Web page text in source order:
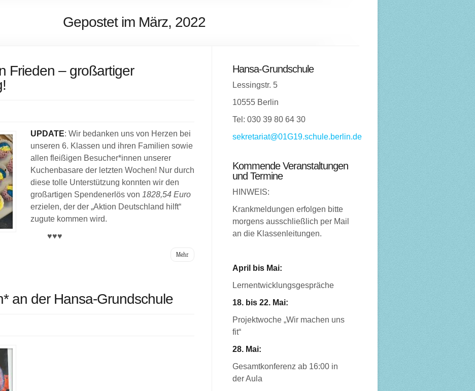
Gepostet im März, 2022
Frieden – großartiger
UPDATE: Wir bedanken uns von Herzen bei
unseren 6. Klassen und ihren Familien sowie
allen fleißigen Besucher*innen unserer
Kuchenbasare der letzten Wochen! Nur durch
diese tolle Unterstützung konnten wir den
großartigen Spendenerlös von 1828,54 Euro
erzielen, der der „Aktion Deutschland hilft“
zugute kommen wird.
♥♥♥
Mehr
an der Hansa-Grundschule
Hansa-Grundschule
Lessingstr. 5
10555 Berlin
Tel: 030 39 80 64 30
sekretariat@01G19.schule.berlin.de
Kommende Veranstaltungen
und Termine
HINWEIS:
Krankmeldungen erfolgen bitte
morgens ausschließlich per Mail
an die Klassenleitungen.
April bis Mai:
Lernentwicklungsgespräche
18. bis 22. Mai:
Projektwoche „Wir machen uns
fit“
28. Mai:
Gesamtkonferenz ab 16:00 in
der Aula